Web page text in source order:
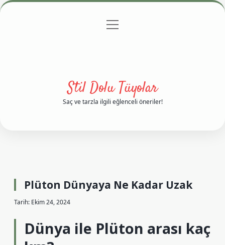
Gizlilik Politikası
menüyü
Stil Dolu Tüyolar
Saç ve tarzla ilgili eğlenceli öneriler!
Plüton Dünyaya Ne Kadar Uzak
Tarih: Ekim 24, 2024
Dünya ile Plüton arası kaç